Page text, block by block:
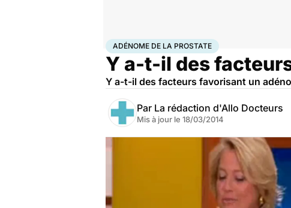
AccueilSanté Adénome de la prostate
ADÉNOME DE LA PROSTATE
Y a-t-il des
Y a-t-il des facteurs favorisant un
Par La rédaction d'Allo Docteurs
Mis à jour le 18/03/2014